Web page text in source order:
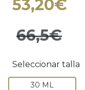
53,20€
66,5€
Seleccionar talla
30 ML